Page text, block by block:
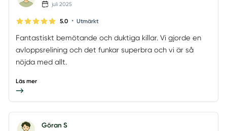
juli 2025
5.0 • Utmärkt
Fantastiskt bemötande och duktiga killar. Vi gjorde en
avloppsrelining och det funkar superbra och vi är så
nöjda med allt.
Läs mer
Göran S